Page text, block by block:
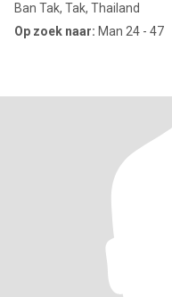
Ban Tak, Tak, Thailand
Op zoek naar: Man 24 - 47